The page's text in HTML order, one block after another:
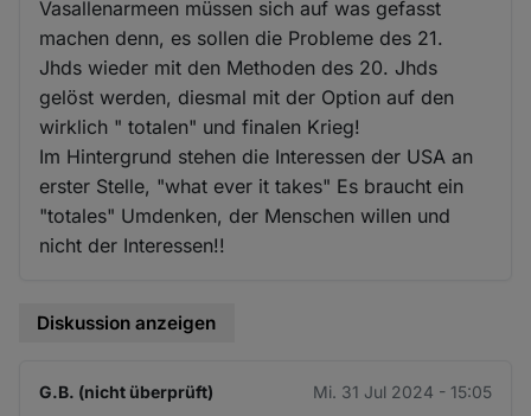
Vasallenarmeen müssen sich auf was gefasst
machen denn, es sollen die Probleme des 21.
Jhds wieder mit den Methoden des 20. Jhds
gelöst werden, diesmal mit der Option auf den
wirklich " totalen" und finalen Krieg!
Im Hintergrund stehen die Interessen der USA an
erster Stelle, "what ever it takes" Es braucht ein
"totales" Umdenken, der Menschen willen und
nicht der Interessen!!
Diskussion anzeigen
G.B. (nicht überprüft) Mi. 31 Jul 2024 - 15:05